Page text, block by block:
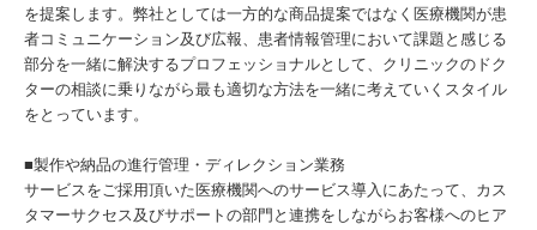
を提案します。弊社としては一方的な商品提案ではなく医療機関が患
者コミュニケーション及び広報、患者情報管理において課題と感じる
部分を一緒に解決するプロフェッショナルとして、クリニックのドク
ターの相談に乗りながら最も適切な方法を一緒に考えていくスタイル
をとっています。
■製作や納品の進行管理・ディレクション業務
サービスをご採用頂いた医療機関へのサービス導入にあたって、カス
タマーサクセス及びサポートの部門と連携をしながらお客様へのヒア